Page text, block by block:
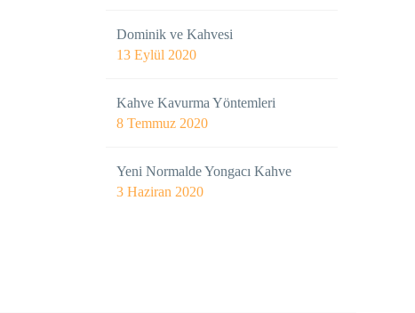
Dominik ve Kahvesi
13 Eylül 2020
Kahve Kavurma Yöntemleri
8 Temmuz 2020
Yeni Normalde Yongacı Kahve
3 Haziran 2020